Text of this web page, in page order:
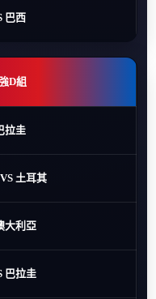
巴西
D組
拉圭
土耳其
大利亞
巴拉圭